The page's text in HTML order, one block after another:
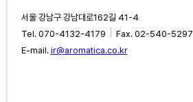
서울 강남구 강남대로162길 41-4
Tel. 070-4132-4179
Fax. 02-540-5297
E-mail. ir@aromatica.co.kr